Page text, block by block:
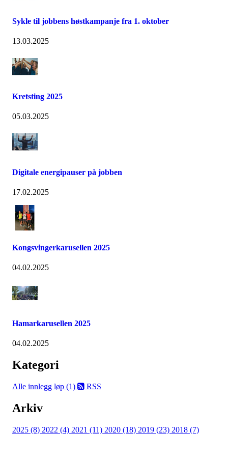
Sykle til jobbens høstkampanje fra 1. oktober
13.03.2025
Kretsting 2025
05.03.2025
Digitale energipauser på jobben
17.02.2025
Kongsvingerkarusellen 2025
04.02.2025
Hamarkarusellen 2025
04.02.2025
Kategori
Alle innlegg løp (1) RSS
Arkiv
2025 (8) 2022 (4) 2021 (11) 2020 (18) 2019 (23) 2018 (7)